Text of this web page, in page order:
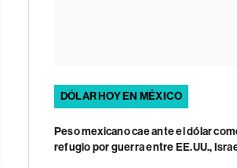
DÓLAR HOY EN MÉXICO
Peso mexicano cae ante el dólar
refugio por guerra entre EE.UU.,